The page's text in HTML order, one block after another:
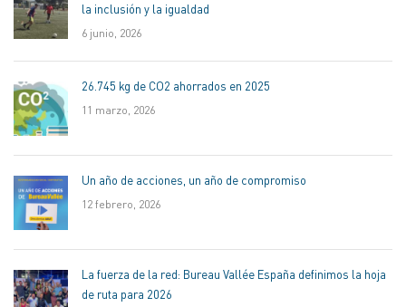
la inclusión y la igualdad
6 junio, 2026
26.745 kg de CO2 ahorrados en 2025
11 marzo, 2026
Un año de acciones, un año de compromiso
12 febrero, 2026
La fuerza de la red: Bureau Vallée España definimos la hoja
de ruta para 2026